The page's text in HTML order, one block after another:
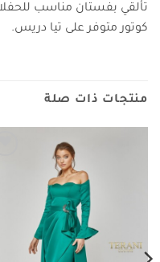
تألقي بفستان مناسب
كوتور متوفر على تيا دريس.
منتجات ذات صلة